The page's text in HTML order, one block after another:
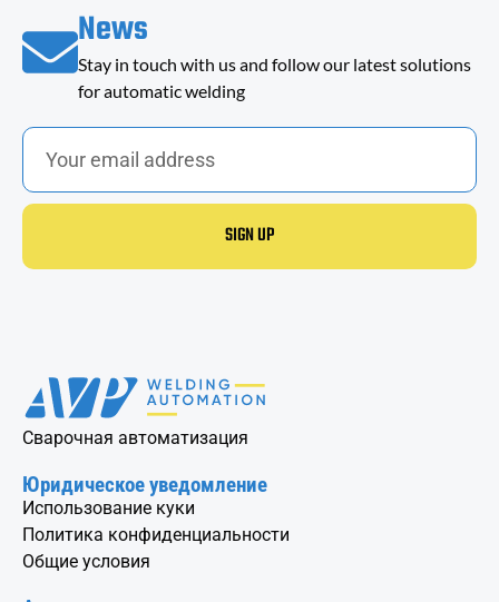
News
Stay in touch with us and follow our latest solutions
for automatic welding
SIGN UP
Сварочная автоматизация
Юридическое уведомление
Использование куки
Политика конфиденциальности
Общие условия